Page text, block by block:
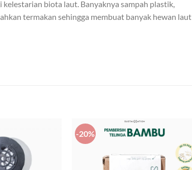
biota laut. Banyaknya sampah plastik,
termakan sehingga membuat banyak hewan laut
-20%